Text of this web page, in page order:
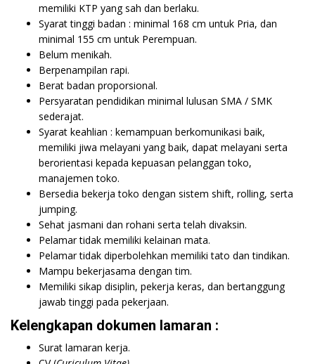
memiliki KTP yang sah dan berlaku.
Syarat tinggi badan : minimal 168 cm untuk Pria, dan
minimal 155 cm untuk Perempuan.
Belum menikah.
Berpenampilan rapi.
Berat badan proporsional.
Persyaratan pendidikan minimal lulusan SMA / SMK
sederajat.
Syarat keahlian : kemampuan berkomunikasi baik,
memiliki jiwa melayani yang baik, dapat melayani serta
berorientasi kepada kepuasan pelanggan toko,
manajemen toko.
Bersedia bekerja toko dengan sistem shift, rolling, serta
jumping.
Sehat jasmani dan rohani serta telah divaksin.
Pelamar tidak memiliki kelainan mata.
Pelamar tidak diperbolehkan memiliki tato dan tindikan.
Mampu bekerjasama dengan tim.
Memiliki sikap disiplin, pekerja keras, dan bertanggung
jawab tinggi pada pekerjaan.
Kelengkapan dokumen lamaran :
Surat lamaran kerja.